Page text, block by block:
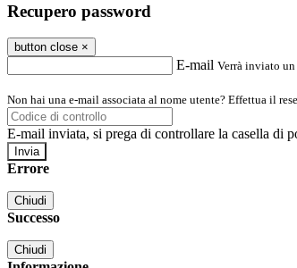
Recupero password
button close ×
E-mail Verrà inviato
Non hai una e-mail associata al nome utente? Effettua il
E-mail inviata, si prega di controllare la casella di
Errore
Chiudi
Successo
Chiudi